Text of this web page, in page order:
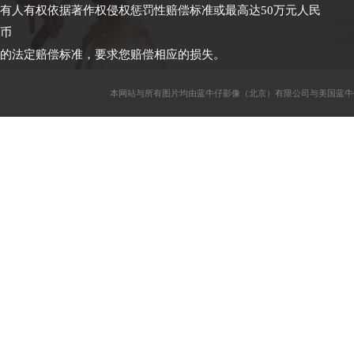
有人有权依据著作权侵权惩罚性赔偿标准或最高达50万元人民
币
的法定赔偿标准，要求您赔偿相应的损失。
本网站与所有图片均由蓝牛仔影像（北京）有限公司与美国蓝